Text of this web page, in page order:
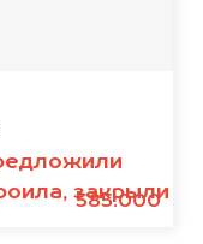
585.000
закрыли